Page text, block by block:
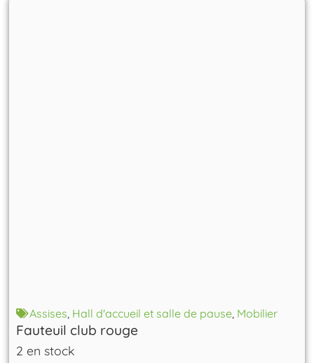
Assises, Hall d'accueil et salle de pause, Mobilier
Fauteuil club rouge
2 en stock